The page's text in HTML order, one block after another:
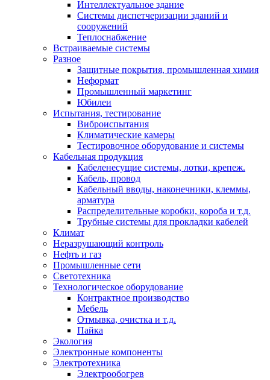
Интеллектуальное здание
Системы диспетчеризации зданий и
сооружений
Теплоснабжение
Встраиваемые системы
Разное
Защитные покрытия, промышленная химия
Неформат
Промышленный маркетинг
Юбилеи
Испытания, тестирование
Виброиспытания
Климатические камеры
Тестировочное оборудование и системы
Кабельная продукция
Кабеленесущие системы, лотки, крепеж.
Кабель, провод
Кабельный вводы, наконечники, клеммы,
арматура
Распределительные коробки, короба и т.д.
Трубные системы для прокладки кабелей
Климат
Неразрушающий контроль
Нефть и газ
Промышленные сети
Светотехника
Технологическое оборудование
Контрактное производство
Мебель
Отмывка, очистка и т.д.
Пайка
Экология
Электронные компоненты
Электротехника
Электрообогрев